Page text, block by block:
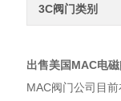
3C阀门类别
出售美国MAC电
MAC阀门公司目